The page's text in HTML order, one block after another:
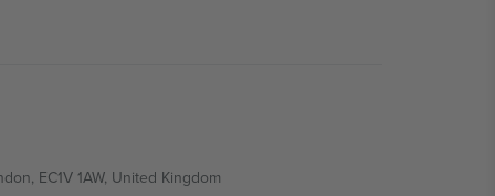
EC1V 1AW, United Kingdom